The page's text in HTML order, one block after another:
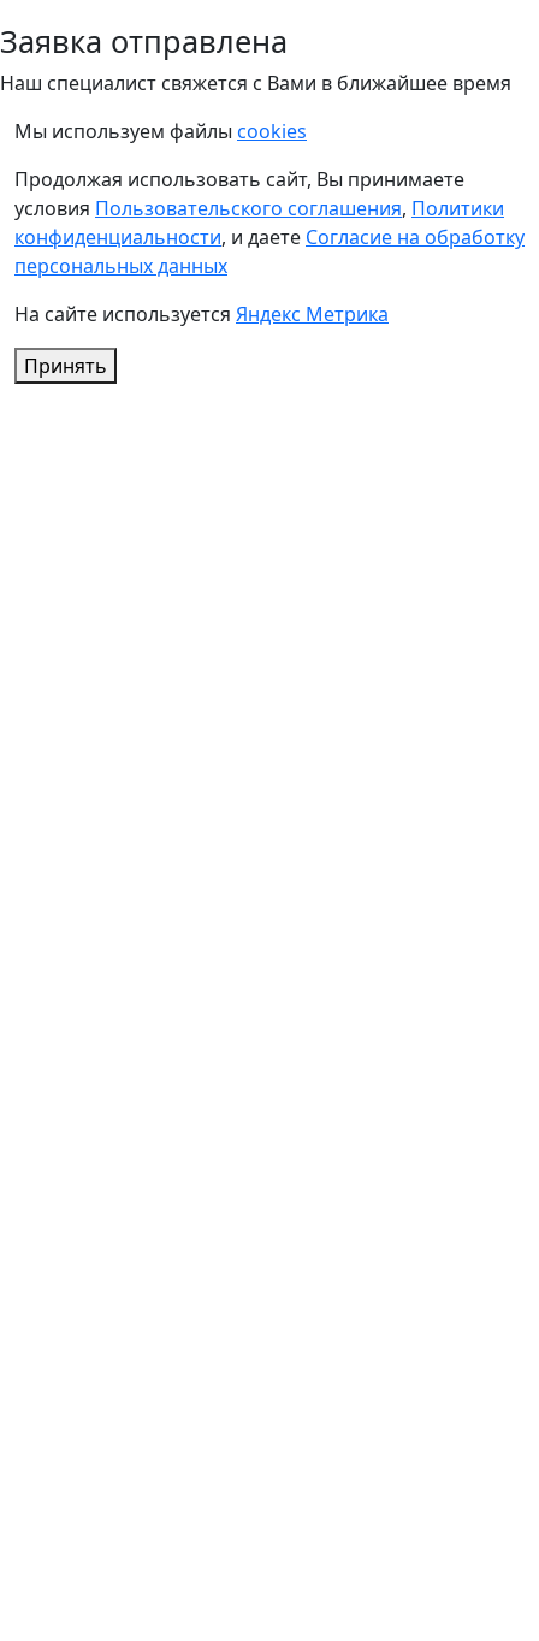
Заявка отправлена
Наш специалист свяжется с Вами в ближайшее время
Мы используем файлы cookies
Продолжая использовать сайт, Вы принимаете
условия Пользовательского соглашения, Политики
конфиденциальности, и даете Согласие на обработку
персональных данных
На сайте используется Яндекс Метрика
Принять